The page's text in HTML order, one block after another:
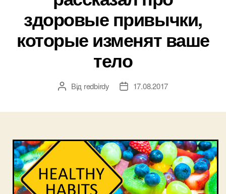
здоровые привычки,
которые изменят ваше
тело
Автор
Від redbirdy
Дата17.08.2017